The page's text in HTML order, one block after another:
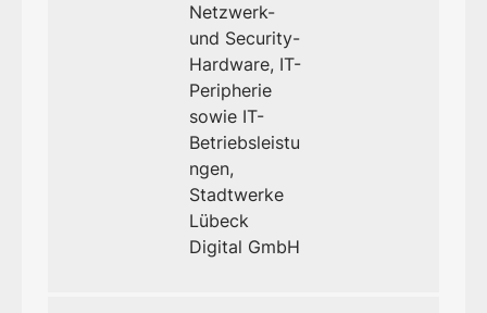
Netzwerk-
und Security-
Hardware, IT-
Peripherie
sowie IT-
Betriebsleistu
ngen,
Stadtwerke
Lübeck
Digital GmbH